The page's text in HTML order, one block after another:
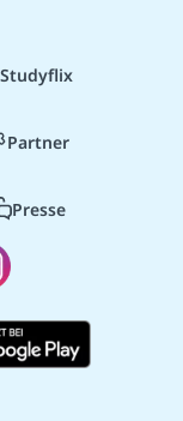
Partner
Presse